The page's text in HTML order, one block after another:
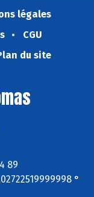
légales
CGU
du site
89
°